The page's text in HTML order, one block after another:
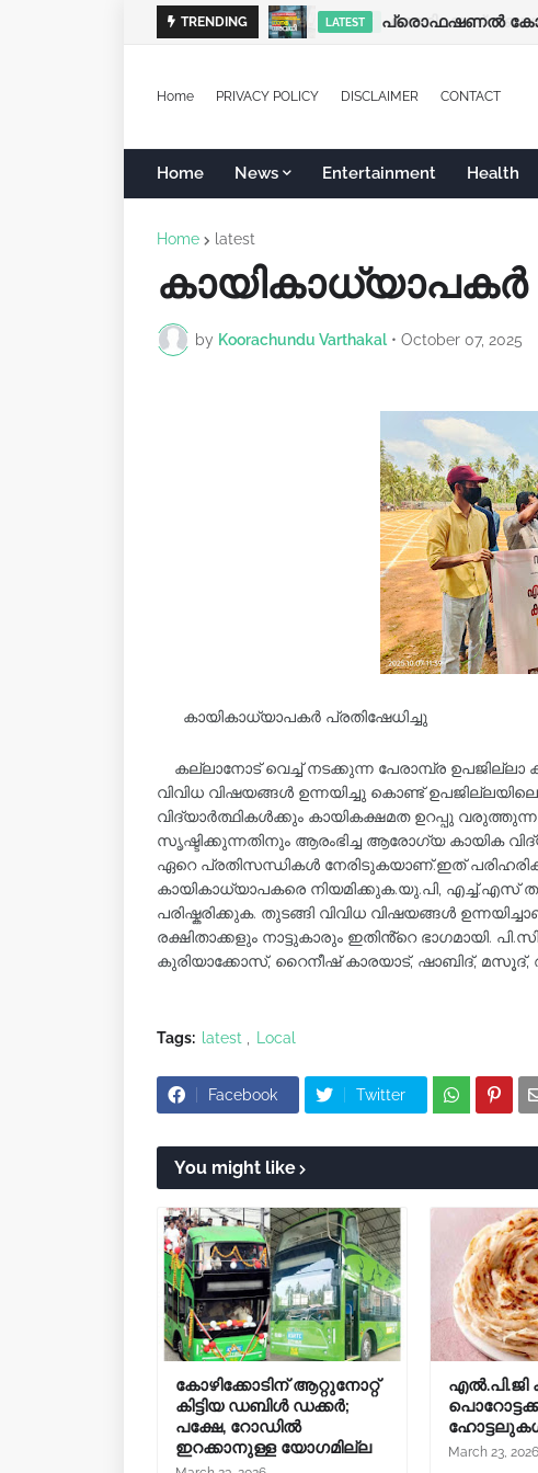
TRENDING LATEST പ്രൊഫഷണൽ
Home PRIVACY POLICY DISCLAIMER CONTACT
Home News Entertainment Health
Home latest
കായികാധ്യാപകർ
by Koorachundu Varthakal • October 07, 2025
കായികാധ്യാപകർ പ്രതിഷേധിച്ചു
കല്ലാനോട് വെച്ച് നടക്കുന്ന പേരാമ്പ്ര ഉപജില്ലാ
വിവിധ വിഷയങ്ങൾ ഉന്നയിച്ചു കൊണ്ട്
വിദ്യാർത്ഥികൾക്കും കായികക്ഷമത ഉറപ്പു
സൃഷ്ടിക്കുന്നതിനും ആരംഭിച്ച ആരോഗ്യ കായിക
ഏറെ പ്രതിസന്ധികൾ നേരിടുകയാണ്.ഇത്
കായികാധ്യാപകരെ നിയമിക്കുക.യു.പി, എച്ച്.എസ്
പരിഷ്കരിക്കുക. തുടങ്ങി വിവിധ വിഷയങ്ങൾ
രക്ഷിതാക്കളും നാട്ടുകാരും ഇതിൻ്റെ ഭാഗമായി.
കുരിയാക്കോസ്, റൈനീഷ് കാരയാട്, ഷാബിദ്,
Tags: latest Local
Facebook Twitter
You might like
കോഴിക്കോടിന് ആറ്റുനോറ്റ്
കിട്ടിയ ഡബിൾ ഡക്കർ;
പക്ഷേ, റോഡിൽ
ഇറക്കാനുള്ള യോഗമില്ല
എൽ.പി.ജി
March 23, 2026